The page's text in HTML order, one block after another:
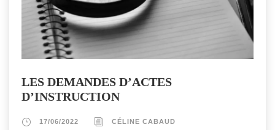
LES DEMANDES D’ACTES
D’INSTRUCTION
17/06/2022
CÉLINE CABAUD